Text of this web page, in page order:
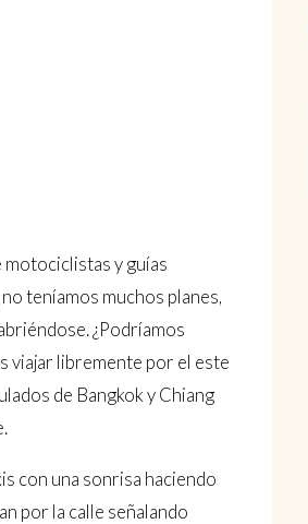
y guías
teníamos muchos planes,
¿Podríamos
viajar libremente por el este
de Bangkok y Chiang
con una sonrisa haciendo
por la calle señalando